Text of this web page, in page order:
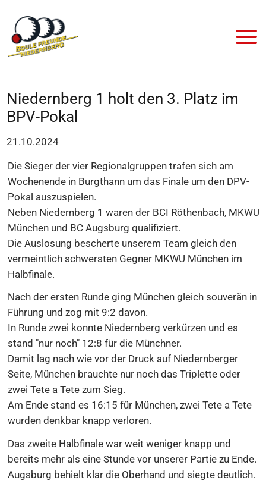
Niedernberg 1 holt den 3. Platz im
BPV-Pokal
21.10.2024
Die Sieger der vier Regionalgruppen trafen sich am
Wochenende in Burgthann um das Finale um den DPV-
Pokal auszuspielen.
Neben Niedernberg 1 waren der BCI Röthenbach, MKWU
München und BC Augsburg qualifiziert.
Die Auslosung bescherte unserem Team gleich den
vermeintlich schwersten Gegner MKWU München im
Halbfinale.
Nach der ersten Runde ging München gleich souverän in
Führung und zog mit 9:2 davon.
In Runde zwei konnte Niedernberg verkürzen und es
stand "nur noch" 12:8 für die Münchner.
Damit lag nach wie vor der Druck auf Niedernberger
Seite, München brauchte nur noch das Triplette oder
zwei Tete a Tete zum Sieg.
Am Ende stand es 16:15 für München, zwei Tete a Tete
wurden denkbar knapp verloren.
Das zweite Halbfinale war weit weniger knapp und
bereits mehr als eine Stunde vor unserer Partie zu Ende.
Augsburg behielt klar die Oberhand und siegte deutlich.